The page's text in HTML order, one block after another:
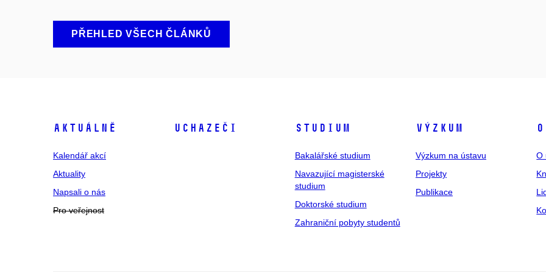
PŘEHLED VŠECH ČLÁNKŮ
Aktuálně
Kalendář akcí
Aktuality
Napsali o nás
Pro veřejnost
Uchazeči Studium
Bakalářské studium
Navazující magisterské
studium
Doktorské studium
Zahraniční pobyty studentů
Výzkum
Výzkum na ústavu
Projekty
Publikace
O